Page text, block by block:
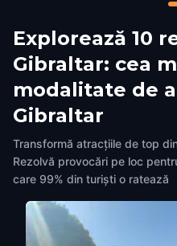
Explorează 10
Gibraltar: cea
modalitate de
Gibraltar
Transformă atracțiile de top
Rezolvă provocări pe loc
care 99% din turiști o ratează